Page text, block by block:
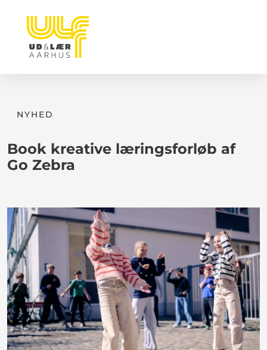
NYHED
Book kreative læringsforløb af
Go Zebra